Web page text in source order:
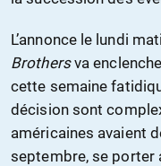
L’annonce le lundi
Brothersva
cette semaine
décision sont
américaines avaient
septembre, se porter